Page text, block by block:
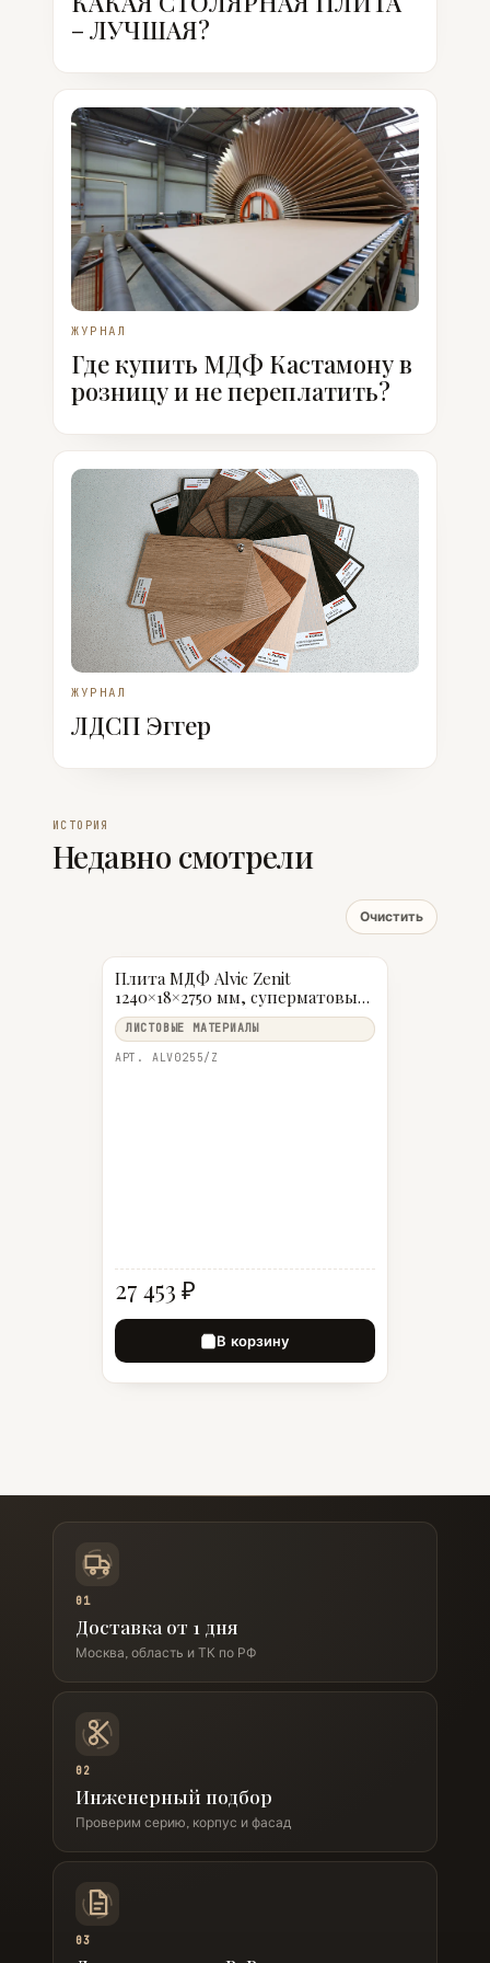
– ЛУЧШАЯ?
ЖУРНАЛ
Где купить МДФ Кастамону в
розницу и не переплатить?
ЖУРНАЛ
ЛДСП Эггер
ИСТОРИЯ
Недавно смотрели
Очистить
Плита МДФ Alvic Zenit
1240×18×2750 мм, суперматовый
антрацит Metaldeco (Antracita
Metaldeco Zenit)
ЛИСТОВЫЕ МАТЕРИАЛЫ
АРТ. ALV0255/Z
27 453 ₽
В корзину
01
Доставка от 1 дня
Москва, область и ТК по РФ
02
Инженерный подбор
Проверим серию, корпус и фасад
03